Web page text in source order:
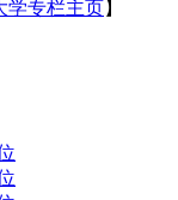
学专栏主页】